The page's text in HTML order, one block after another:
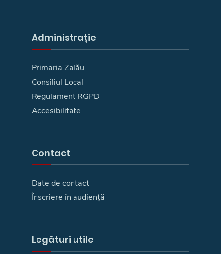
Administrație
Primaria Zalău
Consiliul Local
Regulament RGPD
Accesibilitate
Contact
Date de contact
Înscriere în audiență
Legături utile